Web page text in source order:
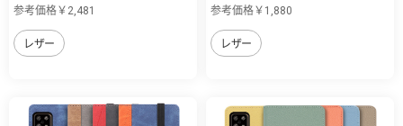
参考価格￥2,481
レザー
参考価格￥1,880
レザー